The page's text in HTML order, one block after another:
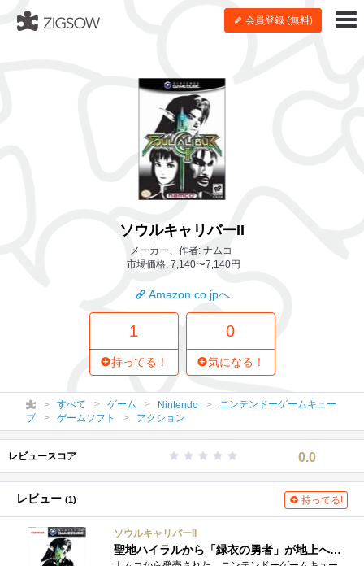
会員登録 (無料)
ソウルキャリバーII
メーカー、作者: ナムコ
市場価格: 7,140〜7,140円
Amazon.co.jpへ
1
持ってる！
0
気になる！
すべて ゲーム Nintendo
ニンテンドーゲームキュー
ブ
ゲームソフト アクション
レビュースコア 0.0
レビュー (1) 持ってる!
ソウルキャリバーII
聖地ハイラルから「緑衣の勇者」が地上へと降り立った…。